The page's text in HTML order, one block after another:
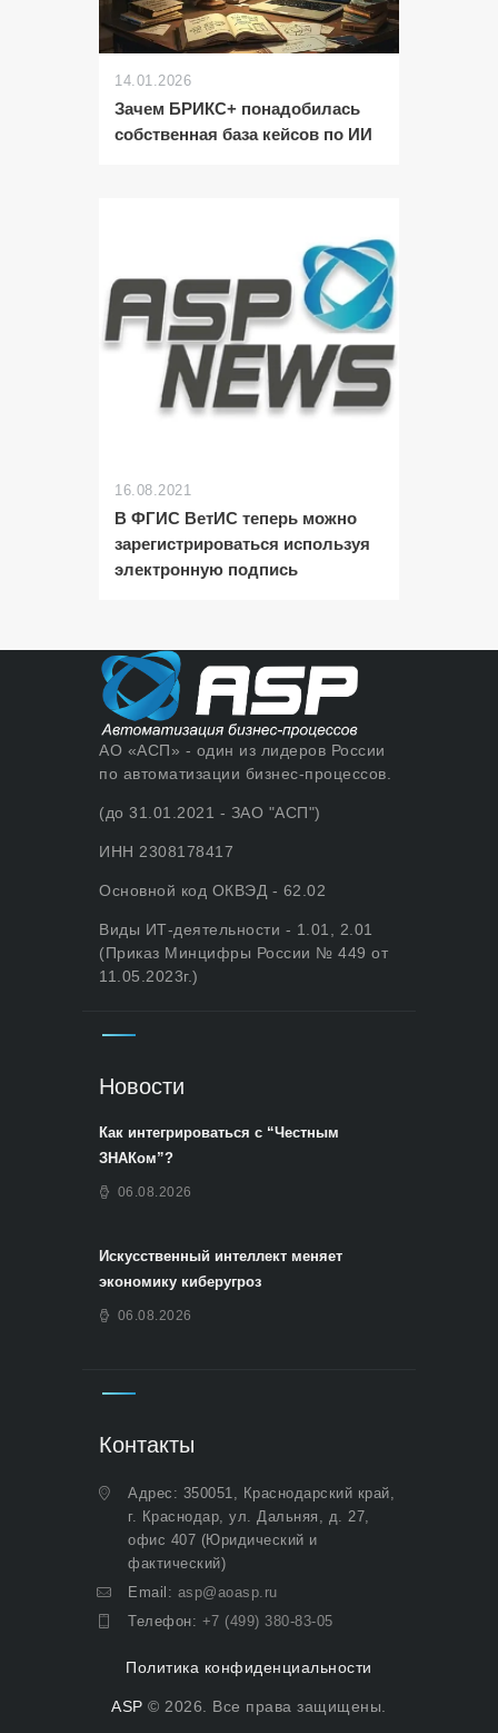
14.01.2026
Зачем БРИКС+ понадобилась
собственная база кейсов по ИИ
16.08.2021
В ФГИС ВетИС теперь можно
зарегистрироваться используя
электронную подпись
АО «АСП» - один из лидеров России
по автоматизации бизнес-процессов.
(до 31.01.2021 - ЗАО "АСП")
ИНН 2308178417
Основной код ОКВЭД - 62.02
Виды ИТ-деятельности - 1.01, 2.01
(Приказ Минцифры России № 449 от
11.05.2023г.)
Новости
Как интегрироваться с “Честным
ЗНАКом”?
06.08.2026
Искусственный интеллект меняет
экономику киберугроз
06.08.2026
Контакты
Адрес: 350051, Краснодарский край,
г. Краснодар, ул. Дальняя, д. 27,
офис 407 (Юридический и
фактический)
Email: asp@aoasp.ru
Телефон: +7 (499) 380-83-05
Политика конфиденциальности
ASP © 2026. Все права защищены.